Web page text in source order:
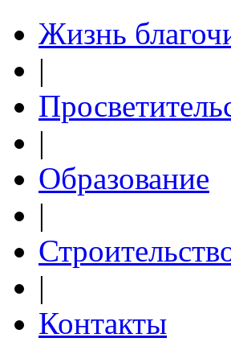
Жизнь
|
|
Образование
|
|
Контакты